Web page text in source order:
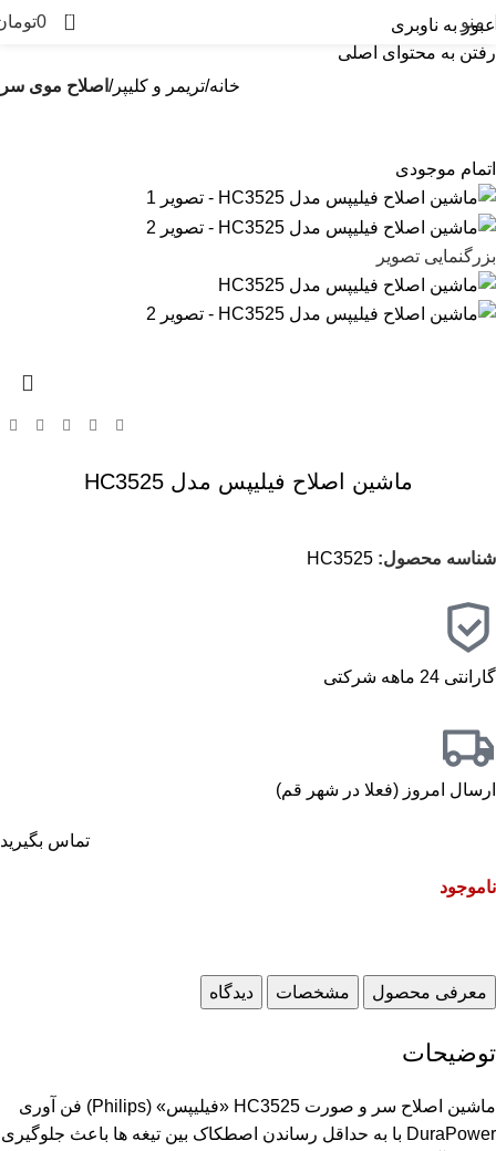
عبور به ناوبری
رفتن به محتوای اصلی
منو 0
0
خانه تریمر و کلیپر اصلاح موی سر
اتمام موجودی
بزرگنمایی تصویر
ماشین اصلاح فیلیپس مدل HC3525
شناسه محصول: HC3525
گارانتی 24 ماهه شرکتی
ارسال امروز (فعلا در شهر قم)
تماس بگیرید
ناموجود
معرفی محصول مشخصات دیدگاه
توضیحات
ماشین اصلاح سر و صورت HC3525 «فیلیپس» (Philips) فن آوری
DuraPower با به حداقل رساندن اصطکاک بین تیغه ها باعث جلوگیری